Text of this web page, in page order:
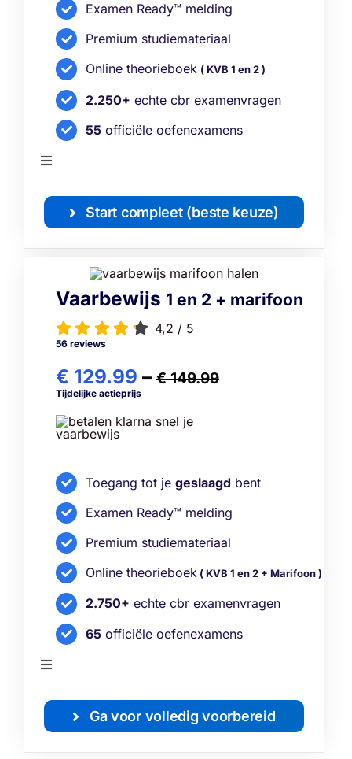
Examen Ready™ melding
Premium studiemateriaal
Online theorieboek ( KVB 1 en 2 )
2.250+ echte cbr examenvragen
55 officiële oefenexamens
Toggle
Bekijk alle functies
Start compleet (beste keuze)
Vaarbewijs 1 en 2 + marifoon
4,2 / 5
56 reviews
€ 129.99 – € 149.99
Tijdelijke actieprijs
Toegang tot jegeslaagd bent
Examen Ready™ melding
Premium studiemateriaal
Online theorieboek ( KVB 1 en 2 + Marifoon )
2.750+ echte cbr examenvragen
65 officiële oefenexamens
Toggle
Bekijk alle functies
Ga voor volledig voorbereid